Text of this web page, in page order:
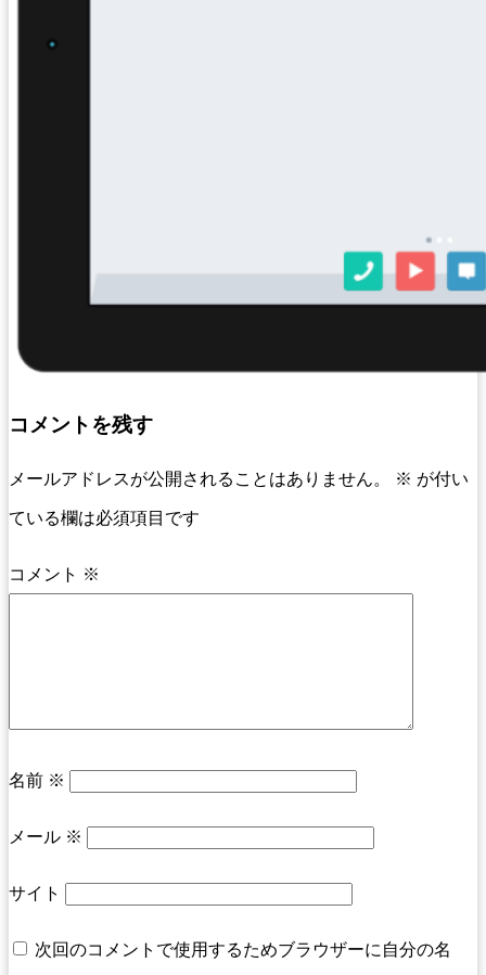
コメントを残す
メールアドレスが公開されることはありません。 ※ が付い
ている欄は必須項目です
コメント ※
名前 ※
メール ※
サイト
次回のコメントで使用するためブラウザーに自分の名